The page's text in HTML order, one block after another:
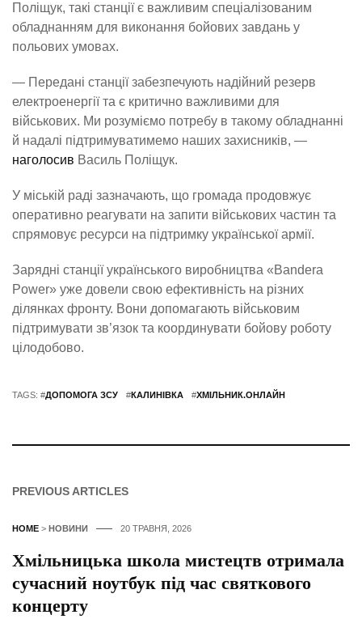
Поліщук, такі станції є важливим спеціалізованим
обладнанням для виконання бойових завдань у
польових умовах.
— Передані станції забезпечують надійний резерв
електроенергії та є критично важливими для
військових. Ми розуміємо потребу в такому обладнанні
й надалі підтримуватимемо наших захисників, —
наголосив Василь Поліщук.
У міській раді зазначають, що громада продовжує
оперативно реагувати на запити військових частин та
спрямовує ресурси на підтримку української армії.
Зарядні станції українського виробництва «Bandera
Power» уже довели свою ефективність на різних
ділянках фронту. Вони допомагають військовим
підтримувати зв’язок та координувати бойову роботу
цілодобово.
TAGS: #ДОПОМОГА ЗСУ #КАЛИНІВКА #ХМІЛЬНИК.ОНЛАЙН
PREVIOUS ARTICLES
HOME > НОВИНИ 20 ТРАВНЯ, 2026
Хмільницька школа мистецтв отримала
сучасний ноутбук під час святкового
концерту